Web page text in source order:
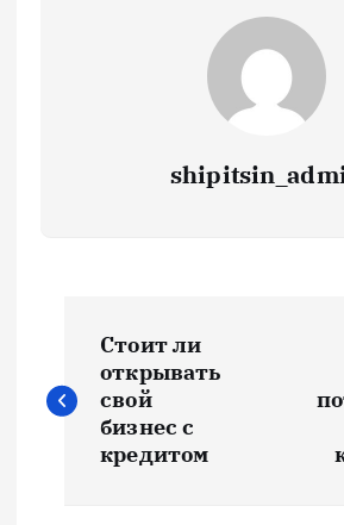
а
Стоит ли
открывать
свой
бизнес с
кредитом